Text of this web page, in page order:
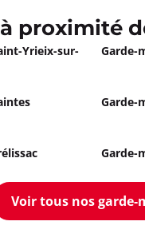
proximité
Yrieix-sur-
Garde-
Garde-
Garde-
Voir tous nos garde-